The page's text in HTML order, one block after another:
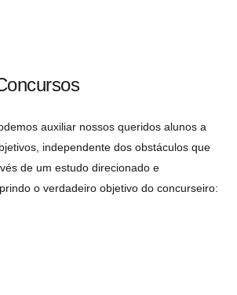
auxiliar nossos queridos alunos a
independente dos obstáculos que
de um estudo direcionado e
o verdadeiro objetivo do concurseiro: